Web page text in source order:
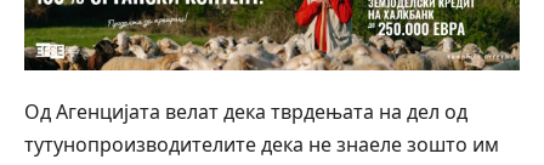
Од Агенцијата велат дека тврдењата на дел од
тутунопроизводителите дека не знаеле зошто им